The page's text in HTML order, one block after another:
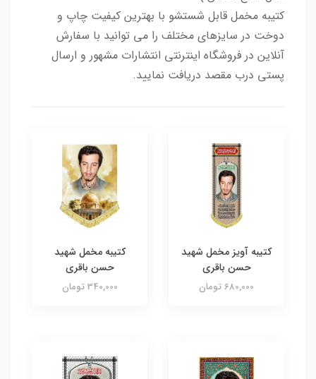
کتیبه مخمل قابل شستشو با بهترین کیفیت چاپ و
دوخت در سایزهای مختلف را می توانید با سفارش
آنلاین در فروشگاه اینترنتی انتشارات مشهور و ارسال
پستی درب مقصد دریافت نمایید.
کتیبه آویز مخمل شهید
حسن باقری
680,000 تومان
کتیبه مخمل شهید
حسن باقری
340,000 تومان